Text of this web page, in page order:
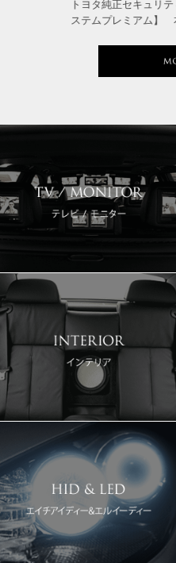
トヨタ純正セキュリ
ステムプレミアム】